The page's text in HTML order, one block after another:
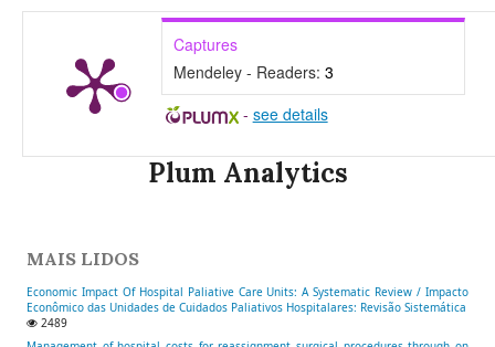
Captures
Mendeley - Readers: 3
- see details
Plum Analytics
MAIS LIDOS
Economic Impact Of Hospital Paliative Care Units: A Systematic Review / Impacto
Econômico das Unidades de Cuidados Paliativos Hospitalares: Revisão Sistemática
2489